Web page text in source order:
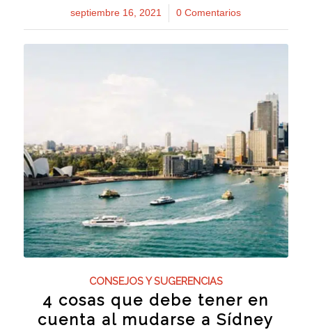
septiembre 16, 2021
/ 0 Comentarios
CONSEJOS Y SUGERENCIAS
4 cosas que debe tener en
cuenta al mudarse a Sídney